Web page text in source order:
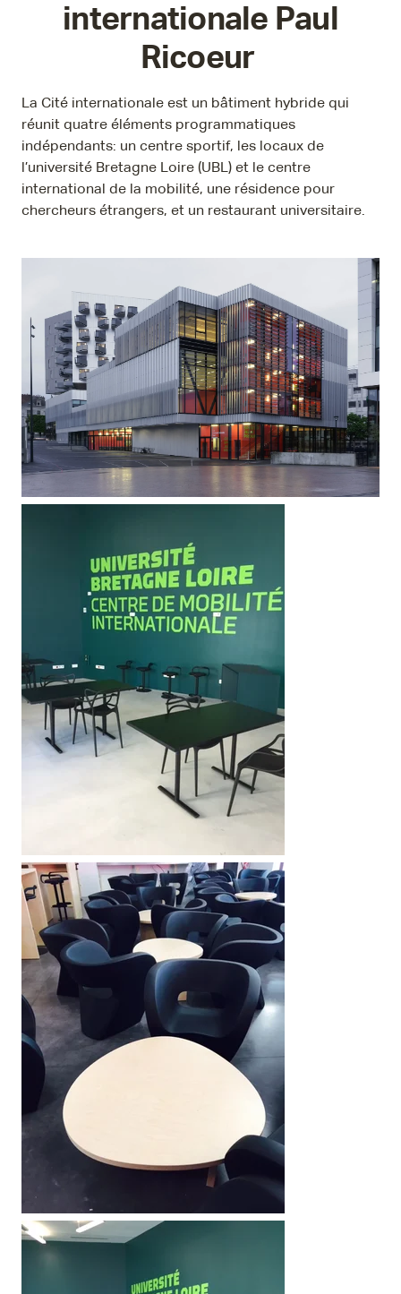
internationale Paul
Ricoeur
La Cité internationale est un bâtiment hybride qui
réunit quatre éléments programmatiques
indépendants: un centre sportif, les locaux de
l’université Bretagne Loire (UBL) et le centre
international de la mobilité, une résidence pour
chercheurs étrangers, et un restaurant universitaire.